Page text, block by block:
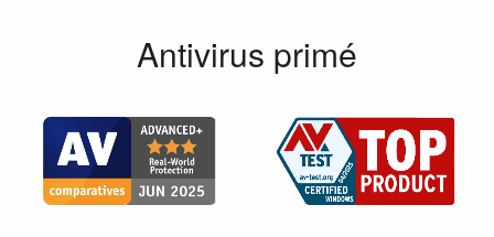
Antivirus primé